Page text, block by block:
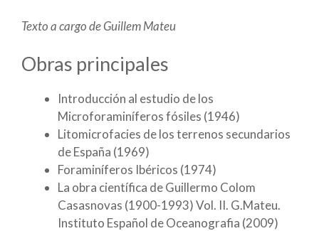
Texto a cargo de Guillem Mateu
Obras principales
Introducción al estudio de los
Microforaminíferos fósiles (1946)
Litomicrofacies de los terrenos secundarios
de España (1969)
Foraminíferos Ibéricos (1974)
La obra científica de Guillermo Colom
Casasnovas (1900-1993) Vol. II. G.Mateu.
Instituto Español de Oceanografia (2009)